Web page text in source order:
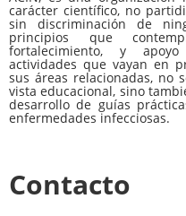
carácter científico, no
sin discriminación de
principios que
fortalecimiento, y
actividades que vayan en
sus áreas relacionadas, no
vista educacional, sino
desarrollo de guías
enfermedades infecciosas.
Contacto